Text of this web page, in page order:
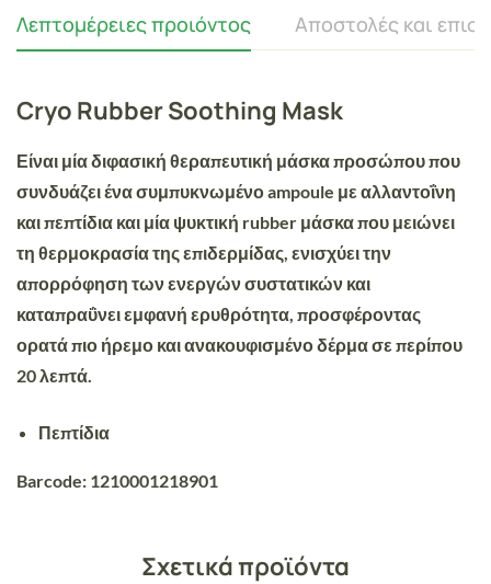
Λεπτομέρειες προιόντος Αποστολές και
Cryo Rubber Soothing Mask
Είναι μία διφασική θεραπευτική μάσκα προσώπου που
συνδυάζει ένα συμπυκνωμένο ampoule με αλλαντοΐνη
και πεπτίδια και μία ψυκτική rubber μάσκα που μειώνει
τη θερμοκρασία της επιδερμίδας , ενισχύει την
απορρόφηση των ενεργών συστατικών και
καταπραΰνει εμφανή ερυθρότητα, προσφέροντας
ορατά πιο ήρεμο και ανακουφισμένο δέρμα σε περίπου
20 λεπτά.
Πεπτίδια
Barcode: 1210001218901
Σχετικά προϊόντα